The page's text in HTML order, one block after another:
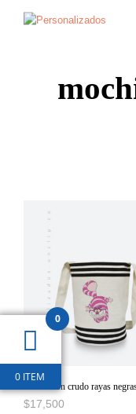
Mochila en crudo rayas
$17,500
0
0 ITEM